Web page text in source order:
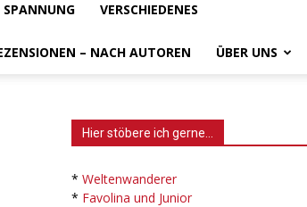
SPANNUNG VERSCHIEDENES
– NACH AUTOREN ÜBER UNS
Hier stöbere ich gerne…
* Weltenwanderer
* Favolina und Junior